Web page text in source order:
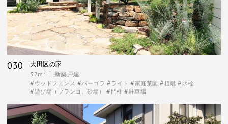
030
大田区の家
52m 2 新築戸建
ウッドフェンス パーゴラ ライト 家庭菜園 植栽
水栓
遊び場（ブランコ、砂場）
門柱 駐車場